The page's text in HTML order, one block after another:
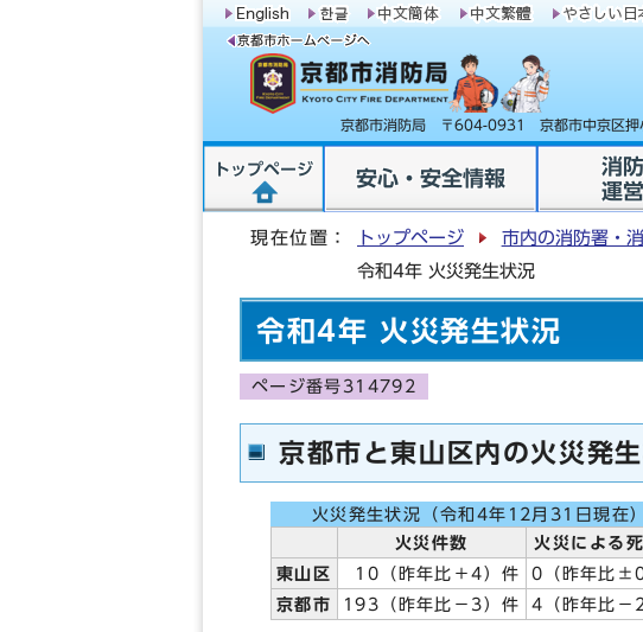
京都市消防局 〒604-0931 京都市中京区
トップページ 安心・安全情報
消
運
現在位置： トップページ 市内の消防署・
令和4年 火災発生状況
令和4年 火災発生状況
ページ番号314792
京都市と東山区内の火災発
火災発生状況（令和4年12月31日現在）
火災件数
火災による
東山区
10（昨年比＋4）件
0（昨年比
京都市
193（昨年比－3）件 4（昨年比－